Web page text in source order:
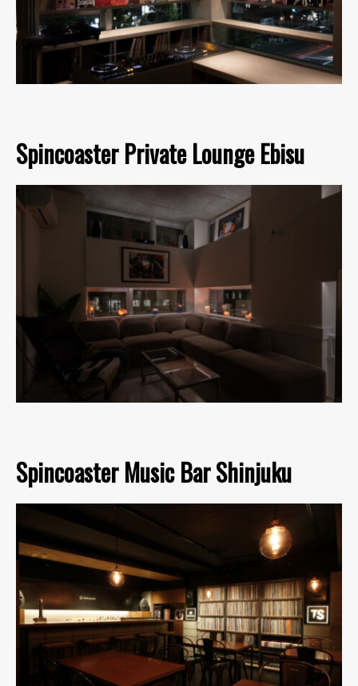
Spincoaster Private Lounge Ebisu
Spincoaster Music Bar Shinjuku